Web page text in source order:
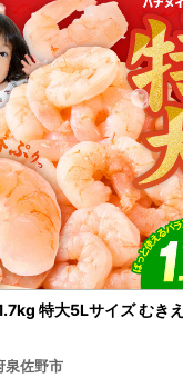
特大5Lサイズ むき
泉佐野市